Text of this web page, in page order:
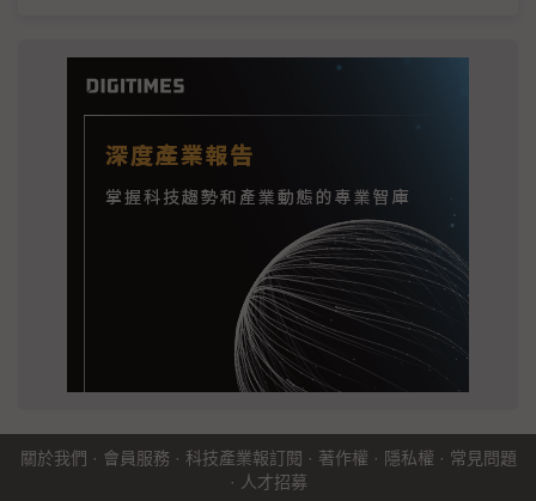
關於我們 · 會員服務 · 科技產業報訂閱 · 著作權 · 隱私權 · 常見問題
· 人才招募